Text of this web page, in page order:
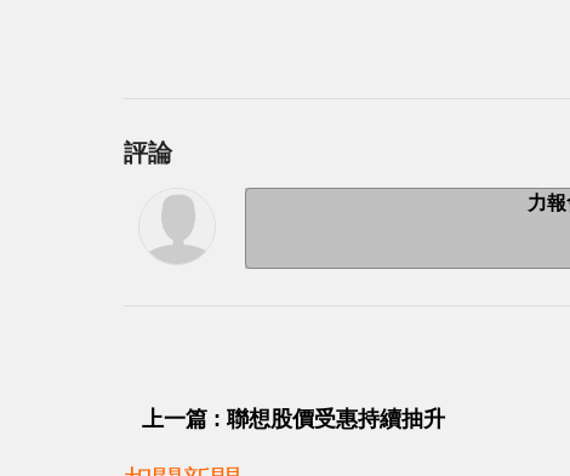
評論
力
上一篇 : 聯想股價受惠持續抽升